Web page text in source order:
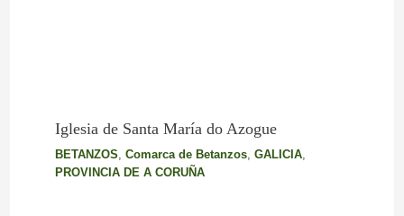
Iglesia de Santa María do Azogue
BETANZOS, Comarca de Betanzos, GALICIA,
PROVINCIA DE A CORUÑA